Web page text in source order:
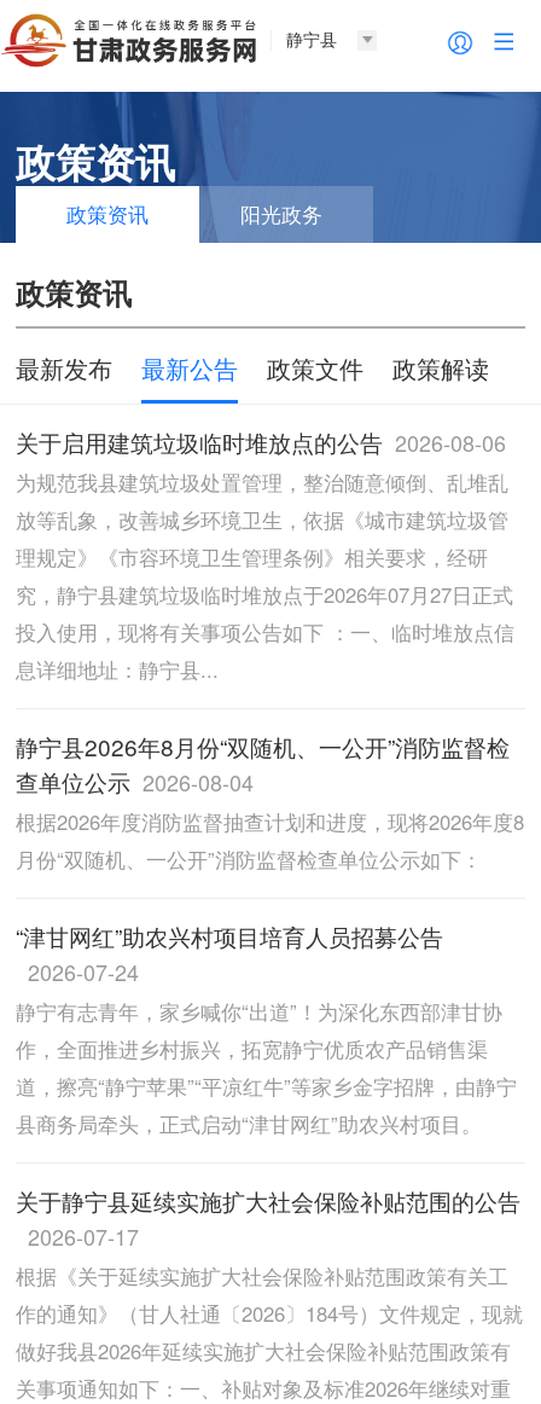
静宁县
政策资讯
政策资讯 阳光政务
政策资讯
最新发布 最新公告 政策文件 政策解读
关于启用建筑垃圾临时堆放点的公告 2026-08-06
为规范我县建筑垃圾处置管理，整治随意倾倒、乱堆乱
放等乱象，改善城乡环境卫生，依据《城市建筑垃圾管
理规定》《市容环境卫生管理条例》相关要求，经研
究，静宁县建筑垃圾临时堆放点于2026年07月27日正式
投入使用，现将有关事项公告如下 ：一、临时堆放点信
息详细地址：静宁县...
静宁县2026年8月份“双随机、一公开”消防监督检
查单位公示 2026-08-04
根据2026年度消防监督抽查计划和进度，现将2026年度8
月份“双随机、一公开”消防监督检查单位公示如下：
“津甘网红”助农兴村项目培育人员招募公告
2026-07-24
静宁有志青年，家乡喊你“出道”！为深化东西部津甘协
作，全面推进乡村振兴，拓宽静宁优质农产品销售渠
道，擦亮“静宁苹果”“平凉红牛”等家乡金字招牌，由静宁
县商务局牵头，正式启动“津甘网红”助农兴村项目。
关于静宁县延续实施扩大社会保险补贴范围的公告
2026-07-17
根据《关于延续实施扩大社会保险补贴范围政策有关工
作的通知》（甘人社通〔2026〕184号）文件规定，现就
做好我县2026年延续实施扩大社会保险补贴范围政策有
关事项通知如下：一、补贴对象及标准2026年继续对重